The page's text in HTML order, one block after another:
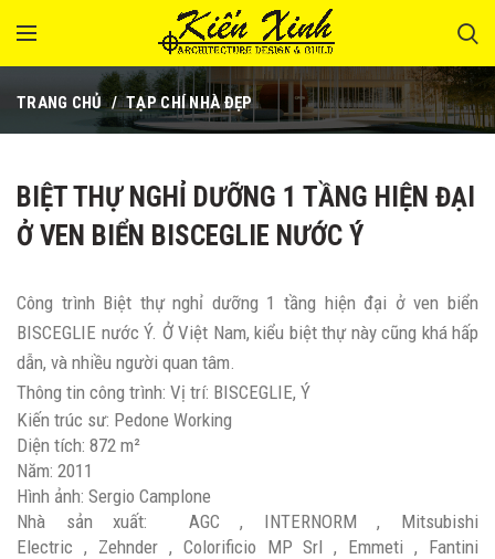
TRANG CHỦ TẠP CHÍ NHÀ ĐẸP
BIỆT THỰ NGHỈ DƯỠNG 1 TẦNG HIỆN ĐẠI
Ở VEN BIỂN BISCEGLIE NƯỚC Ý
Công trình Biệt thự nghỉ dưỡng 1 tầng hiện đại ở ven biển
BISCEGLIE nước Ý. Ở Việt Nam, kiểu biệt thự này cũng khá hấp
dẫn, và nhiều người quan tâm.
Thông tin công trình: Vị trí: BISCEGLIE, Ý
Kiến trúc sư: Pedone Working
Diện tích: 872 m²
Năm: 2011
Hình ảnh: Sergio Camplone
Nhà sản xuất: AGC , INTERNORM , Mitsubishi
Electric , Zehnder, Colorificio MP Srl , Emmeti , Fantini